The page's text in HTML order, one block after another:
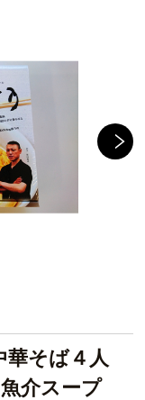
華そば４人
介スープ